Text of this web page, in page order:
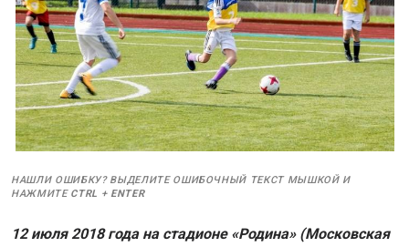
НАШЛИ ОШИБКУ? ВЫДЕЛИТЕ ОШИБОЧНЫЙ ТЕКСТ МЫШКОЙ И
НАЖМИТЕ CTRL + ENTER
12 июля 2018 года на стадионе «Родина» (Московская